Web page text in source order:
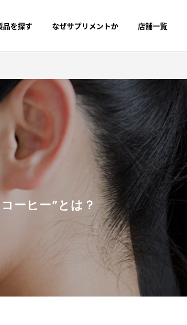
品を探す なぜサプリメントか 店舗一覧
ーヒー”とは？